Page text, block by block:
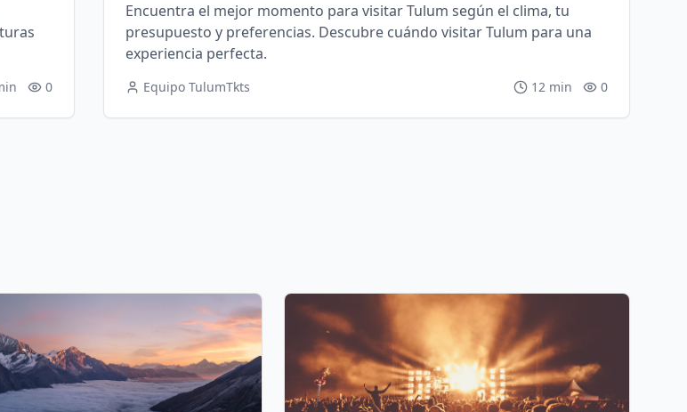
0
Encuentra el mejor momento para visitar Tulum según el clima, tu
presupuesto y preferencias. Descubre cuándo visitar Tulum para una
experiencia perfecta.
Equipo TulumTkts 12 min 0